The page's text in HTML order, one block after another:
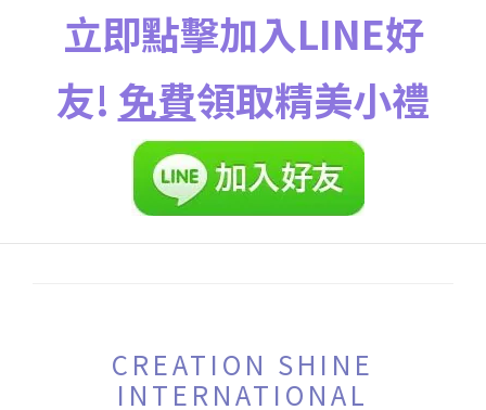
立即點擊加入LINE好
友! 免費領取精美小禮
CREATION SHINE
INTERNATIONAL